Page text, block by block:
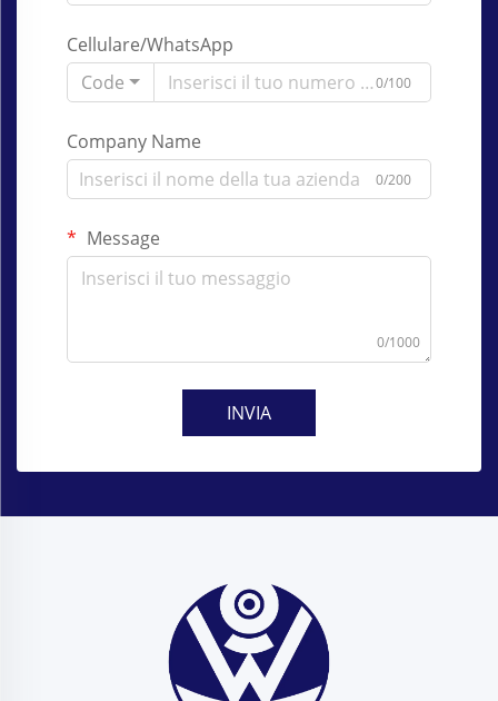
Cellulare/WhatsApp
Code
0/100
Company Name
0/200
Message
0/1000
INVIA